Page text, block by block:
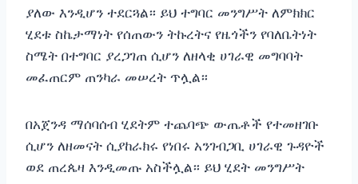
ያለው እንዲሆን ተደርጓል። ይህ ተግባር መንግሥት ለምክክር
ሂደቱ ስኬታማነት የሰጠውን ትኩረትና የዜጎችን የባለቤትነት
ስሜት በተግባር ያረጋገጠ ሲሆን ለዘላቂ ሀገራዊ መግባባት
መፈጠርም ጠንካራ መሠረት ጥሏል።
በአጀንዳ ማሰባሰብ ሂደትም ተጨባጭ ውጤቶች የተመዘገቡ
ሲሆን ለዘመናት ሲያከራክሩ የነበሩ አንገብጋቢ ሀገራዊ ጉዳዮች
ወደ ጠረጴዛ እንዲመጡ አስችሏል። ይህ ሂደት መንግሥት